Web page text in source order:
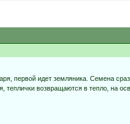
первой идет земляника. Семена
возвращаются в тепло, на